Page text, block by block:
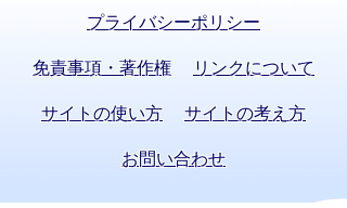
プライバシーポリシー
免責事項・著作権 リンクについて
サイトの使い方 サイトの考え方
お問い合わせ